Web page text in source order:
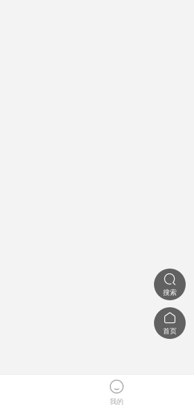

搜索

首页

我的